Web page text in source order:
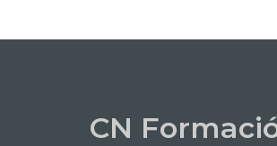
CN